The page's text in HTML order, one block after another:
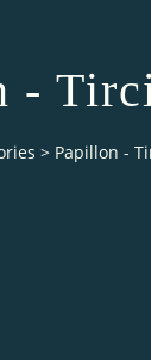
-
> Papillon -